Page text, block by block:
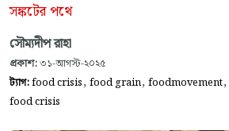
সঙ্কটের পথে
সৌম্যদীপ রাহা
প্রকাশ:৩১-আগস্ট-২০২৫
ট্যাগ:food crisis, food grain, foodmovement,
food crisis